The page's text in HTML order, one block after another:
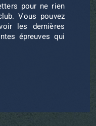
pour ne rien
Vous pouvez
les dernières
épreuves qui